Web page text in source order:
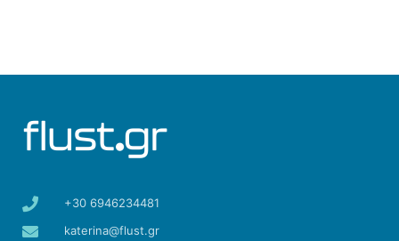
+30 6946234481
katerina@flust.gr